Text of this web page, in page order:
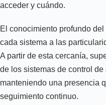
acceder y cuándo.
El conocimiento profundo
cada sistema a las
A partir de esta cercanía,
de los sistemas de control
manteniendo una presencia
seguimiento continuo.